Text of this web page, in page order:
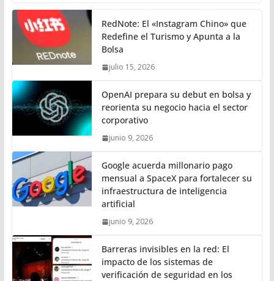
RedNote: El «Instagram Chino» que
Redefine el Turismo y Apunta a la
Bolsa
julio 15, 2026
OpenAI prepara su debut en bolsa y
reorienta su negocio hacia el sector
corporativo
junio 9, 2026
Google acuerda millonario pago
mensual a SpaceX para fortalecer su
infraestructura de inteligencia
artificial
junio 9, 2026
Barreras invisibles en la red: El
impacto de los sistemas de
verificación de seguridad en los